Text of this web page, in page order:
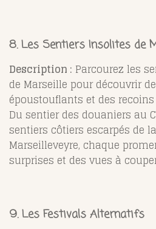
8. Les Sentiers Insolites de
Description : Parcourez les
de Marseille pour découvrir
époustouflants et des
Du sentier des douaniers au
sentiers côtiers escarpés de
Marseilleveyre, chaque
surprises et des vues à
9. Les Festivals Alternatifs